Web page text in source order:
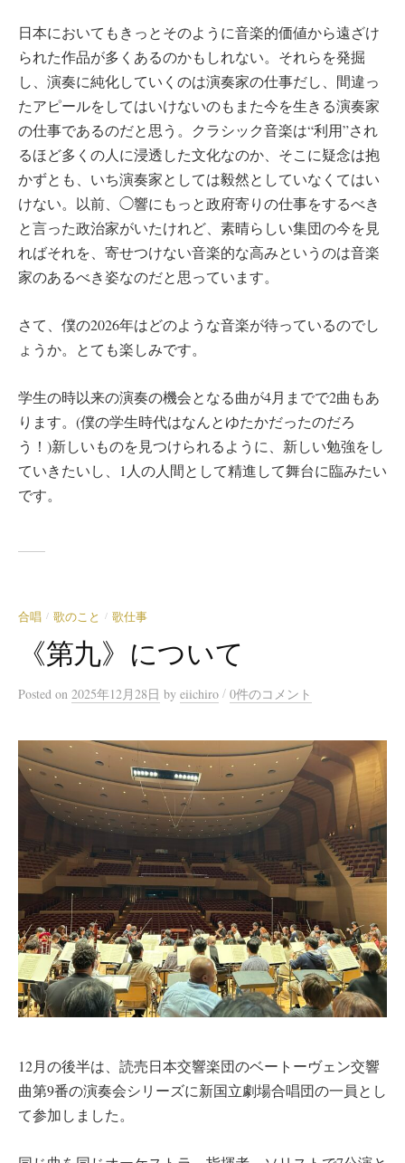
日本においてもきっとそのように音楽的価値から遠ざけ
られた作品が多くあるのかもしれない。それらを発掘
し、演奏に純化していくのは演奏家の仕事だし、間違っ
たアピールをしてはいけないのもまた今を生きる演奏家
の仕事であるのだと思う。クラシック音楽は“利用”され
るほど多くの人に浸透した文化なのか、そこに疑念は抱
かずとも、いち演奏家としては毅然としていなくてはい
けない。以前、◯響にもっと政府寄りの仕事をするべき
と言った政治家がいたけれど、素晴らしい集団の今を見
ればそれを、寄せつけない音楽的な高みというのは音楽
家のあるべき姿なのだと思っています。
さて、僕の2026年はどのような音楽が待っているのでし
ょうか。とても楽しみです。
学生の時以来の演奏の機会となる曲が4月までで2曲もあ
ります。(僕の学生時代はなんとゆたかだったのだろ
う！)新しいものを見つけられるように、新しい勉強をし
ていきたいし、1人の人間として精進して舞台に臨みたい
です。
合唱 / 歌のこと / 歌仕事
《第九》について
Posted on 2025年12月28日 by eiichiro / 0件のコメント
12月の後半は、読売日本交響楽団のベートーヴェン交響
曲第9番の演奏会シリーズに新国立劇場合唱団の一員とし
て参加しました。